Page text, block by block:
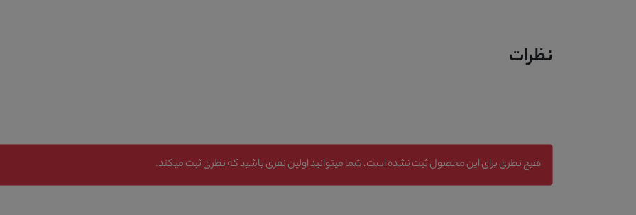
نظرات
هیچ نظری برای این محصول ثبت نشده است. شما میتوانید اولین نفری باشید که نظری ثبت میکند.